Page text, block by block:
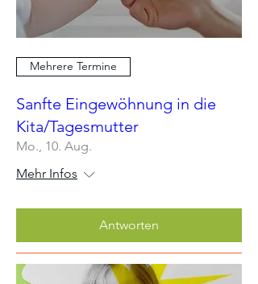
Mehrere Termine
Sanfte Eingewöhnung in die
Kita/Tagesmutter
Mo., 10. Aug.
Mehr Infos
Antworten